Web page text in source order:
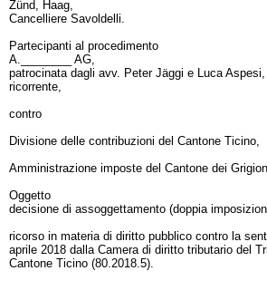
Zünd, Haag,
Cancelliere Savoldelli.
Partecipanti al procedimento
A.________ AG,
patrocinata dagli avv. Peter Jäggi e Luca Aspesi,
ricorrente,
contro
Divisione delle contribuzioni del Cantone Ticino,
Amministrazione imposte del Cantone dei
Oggetto
decisione di assoggettamento (doppia
ricorso in materia di diritto pubblico contro la
aprile 2018 dalla Camera di diritto tributario del
Cantone Ticino (80.2018.5).